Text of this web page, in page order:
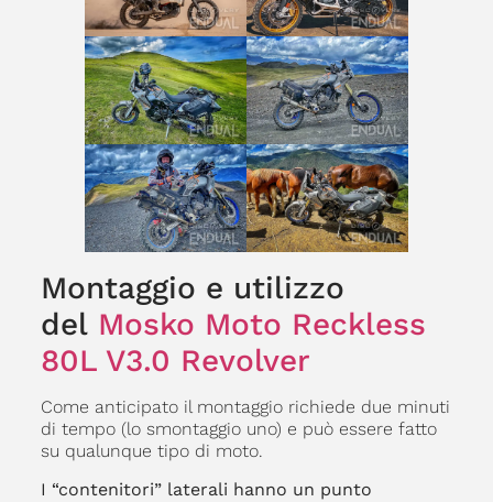
Montaggio e utilizzo
del Mosko Moto Reckless
80L V3.0 Revolver
Come anticipato il montaggio richiede due minuti
di tempo (lo smontaggio uno) e può essere fatto
su qualunque tipo di moto.
I “contenitori” laterali hanno un punto